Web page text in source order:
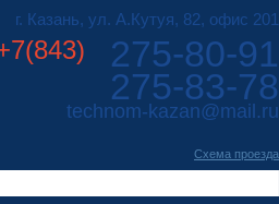
г. Казань, ул. А.Кутуя, 82, офис 201
275-80-91
275-83-78
technom-kazan@mail.ru
Cхема проезда